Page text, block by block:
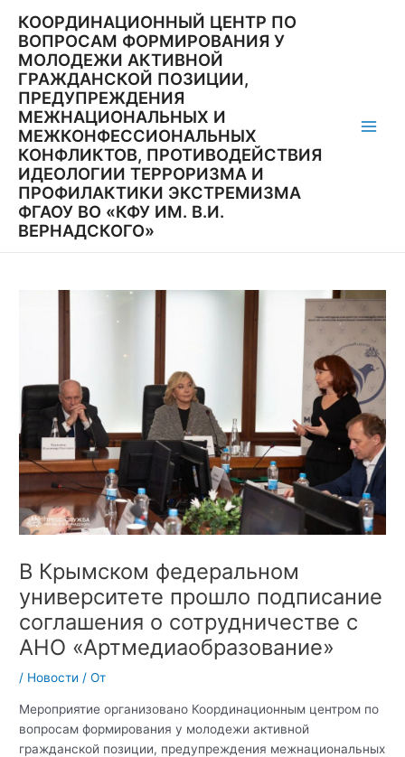
содержимому
КООРДИНАЦИОННЫЙ ЦЕНТР ПО
ВОПРОСАМ ФОРМИРОВАНИЯ У
МОЛОДЕЖИ АКТИВНОЙ
ГРАЖДАНСКОЙ ПОЗИЦИИ,
ПРЕДУПРЕЖДЕНИЯ
МЕЖНАЦИОНАЛЬНЫХ И
МЕЖКОНФЕССИОНАЛЬНЫХ
КОНФЛИКТОВ, ПРОТИВОДЕЙСТВИЯ
ИДЕОЛОГИИ ТЕРРОРИЗМА И
ПРОФИЛАКТИКИ ЭКСТРЕМИЗМА
ФГАОУ ВО «КФУ ИМ. В.И.
ВЕРНАДСКОГО»
В Крымском федеральном
университете прошло подписание
соглашения о сотрудничестве с
АНО «Артмедиаобразование»
/ Новости / От
Мероприятие организовано Координационным центром по
вопросам формирования у молодежи активной
гражданской позиции, предупреждения межнациональных